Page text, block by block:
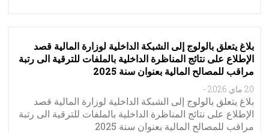
بلاغ يتعلق بالولوج إلى الشبكة الداخلية لوزارة المالية قصد
الإطلاع على نتائج المناظرة الداخلية بالملفات للترقية الى رتبة
مراقب للمصالح المالية بعنوان سنة 2025
20 ماي 2026 -
بلاغ يتعلق بالولوج إلى الشبكة الداخلية لوزارة المالية قصد
الإطلاع على نتائج المناظرة الداخلية بالملفات للترقية الى رتبة
مراقب للمصالح المالية بعنوان سنة 2025